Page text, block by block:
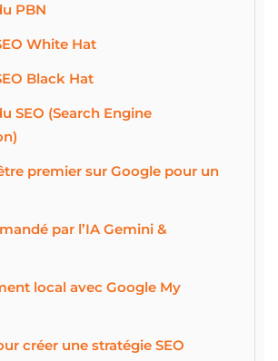
PBN
White Hat
Black Hat
SEO (Search Engine
premier sur Google pour un
par l’IA Gemini &
local avec Google My
créer une stratégie SEO